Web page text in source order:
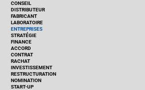
CONSEIL
DISTRIBUTEUR
FABRICANT
LABORATOIRE
ENTREPRISES
STRATÉGIE
FINANCE
ACCORD
CONTRAT
RACHAT
INVESTISSEMENT
RESTRUCTURATION
NOMINATION
START-UP